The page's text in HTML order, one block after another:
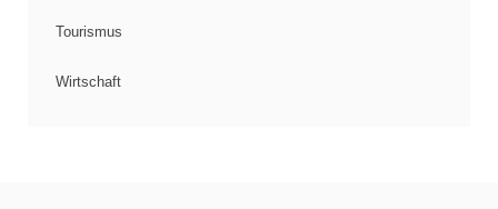
Tourismus
Wirtschaft